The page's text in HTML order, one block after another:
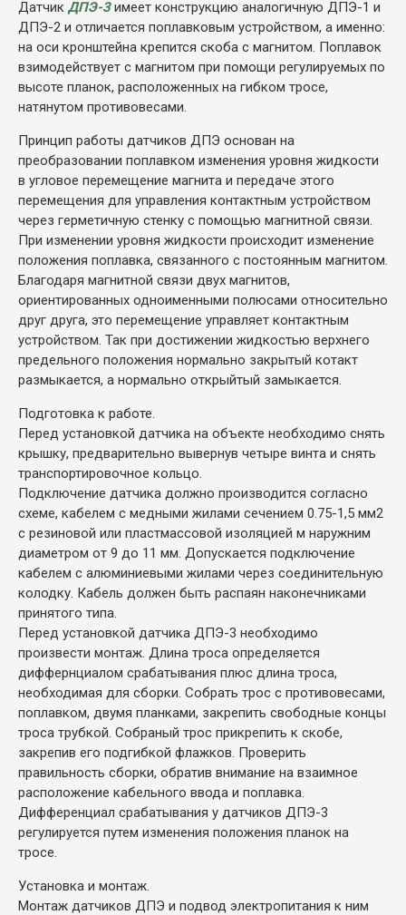
Датчик ДПЭ-3имеет конструкцию аналогичную ДПЭ-1 и
ДПЭ-2 и отличается поплавковым устройством, а именно:
на оси кронштейна крепится скоба с магнитом. Поплавок
взимодействует с магнитом при помощи регулируемых по
высоте планок, расположенных на гибком тросе,
натянутом противовесами.
Принцип работы датчиков ДПЭ основан на
преобразовании поплавком изменения уровня жидкости
в угловое перемещение магнита и передаче этого
перемещения для управления контактным устройством
через герметичную стенку с помощью магнитной связи.
При изменении уровня жидкости происходит изменение
положения поплавка, связанного с постоянным магнитом.
Благодаря магнитной связи двух магнитов,
ориентированных одноименными полюсами относительно
друг друга, это перемещение управляет контактным
устройством. Так при достижении жидкостью верхнего
предельного положения нормально закрытый котакт
размыкается, а нормально открыйтый замыкается.
Подготовка к работе.
Перед установкой датчика на объекте необходимо снять
крышку, предварительно вывернув четыре винта и снять
транспортировочное кольцо.
Подключение датчика должно производится согласно
схеме, кабелем с медными жилами сечением 0.75-1,5 мм2
с резиновой или пластмассовой изоляцией м наружним
диаметром от 9 до 11 мм. Допускается подключение
кабелем с алюминиевыми жилами через соединительную
колодку. Кабель должен быть распаян наконечниками
принятого типа.
Перед установкой датчика ДПЭ-3 необходимо
произвести монтаж. Длина троса определяется
диффернциалом срабатывания плюс длина троса,
необходимая для сборки. Собрать трос с противовесами,
поплавком, двумя планками, закрепить свободные концы
троса трубкой. Собраный трос прикрепить к скобе,
закрепив его подгибкой флажков. Проверить
правильность сборки, обратив внимание на взаимное
расположение кабельного ввода и поплавка.
Дифференциал срабатывания у датчиков ДПЭ-3
регулируется путем изменения положения планок на
тросе.
Установка и монтаж.
Монтаж датчиков ДПЭ и подвод электропитания к ним